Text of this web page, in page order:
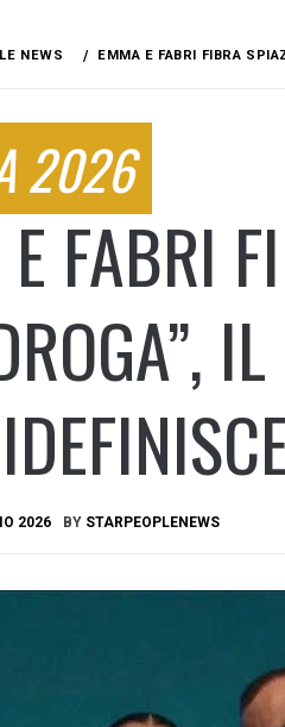
NEWS EMMA E FABRI FIBRA
2026
FABRI
2026 BY STARPEOPLENEWS